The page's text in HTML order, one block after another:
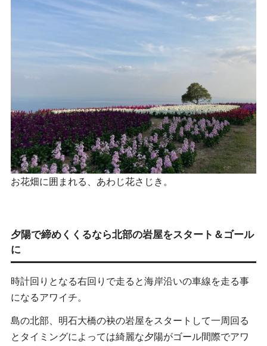
お花畑に囲まれる、あわじ花さじき。
夕陽で締めくくるなら北部の岩屋をスタート＆ゴール
に
時計回りとなる右回りで走ると海岸沿いの車線を走る事
になるアワイチ。
島の北部、明石大橋の袂の岩屋をスタートして一周回る
とタイミングによっては綺麗な夕陽がゴール間際でアワ